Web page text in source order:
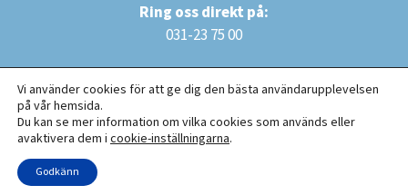
Ring oss direkt på:
031-23 75 00
Copyright © 2025 Bettys Städ AB. Alla rättigheter reserverade.
Vi använder cookies för att ge dig den bästa användarupplevelsen
på vår hemsida.
Du kan se mer information om vilka cookies som används eller
avaktivera dem i cookie-inställningarna.
Godkänn